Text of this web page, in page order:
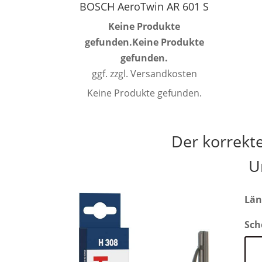
BOSCH AeroTwin AR 601 S
Keine Produkte
gefunden.Keine Produkte
gefunden.
ggf. zzgl. Versandkosten
Keine Produkte gefunden.
Der